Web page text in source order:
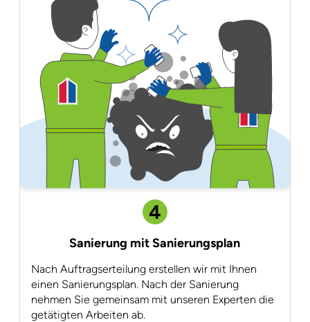
4
Sanierung mit Sanierungsplan
Nach Auftragserteilung erstellen wir mit Ihnen
einen Sanierungsplan. Nach der Sanierung
nehmen Sie gemeinsam mit unseren Experten die
getätigten Arbeiten ab.